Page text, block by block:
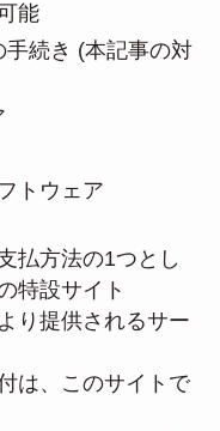
能
手続き (本記事の対
トウェア
払方法の1つとし
特設サイト
り提供されるサー
は、このサイトで